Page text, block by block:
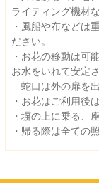
ライティング機材
・風船や布などは
ださい。
・お花の移動は可
お水をいれて安定
蛇口は外の扉を
・お花はご利用後
・塀の上に乗る、
・帰る際は全ての